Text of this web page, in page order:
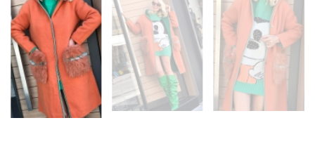
кашмирена
жилетка
с
качулка
кашмирена
жилетка
с
качулка
с
качулка
с
качулка
кашмирена
жилетка
с
качулка
кашмирена
жилетка
с
качулка